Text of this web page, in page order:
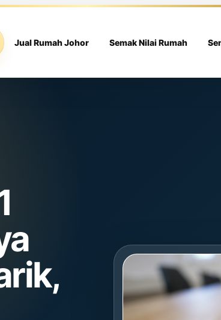
Jual Rumah Johor Semak Nilai Rumah